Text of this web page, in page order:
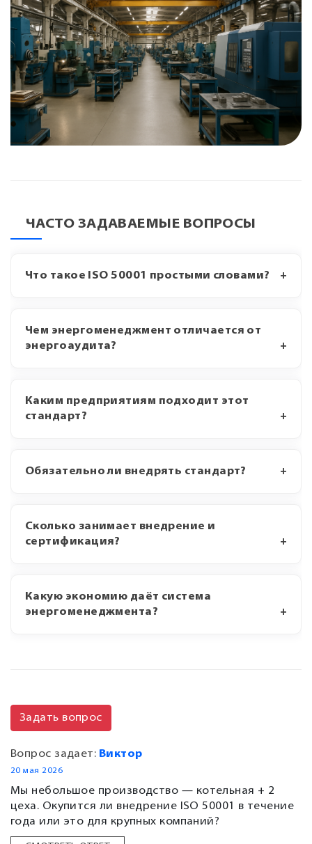
ЧАСТО ЗАДАВАЕМЫЕ ВОПРОСЫ
Что такое ISO 50001 простыми словами?
Чем энергоменеджмент отличается от
энергоаудита?
Каким предприятиям подходит этот
стандарт?
Обязательно ли внедрять стандарт?
Сколько занимает внедрение и
сертификация?
Какую экономию даёт система
энергоменеджмента?
Задать вопрос
Вопрос задает: Виктор
20 мая 2026
Мы небольшое производство — котельная + 2
цеха. Окупится ли внедрение ISO 50001 в течение
года или это для крупных компаний?